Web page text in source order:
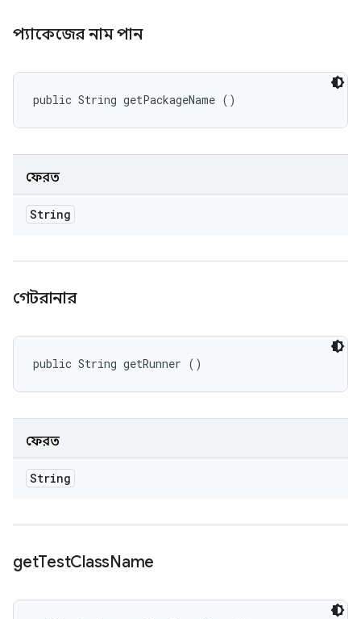
প্যাকেজের নাম পান
public String getPackageName ()
ফেরত
String
গেটরানার
public String getRunner ()
ফেরত
String
getTestClassName